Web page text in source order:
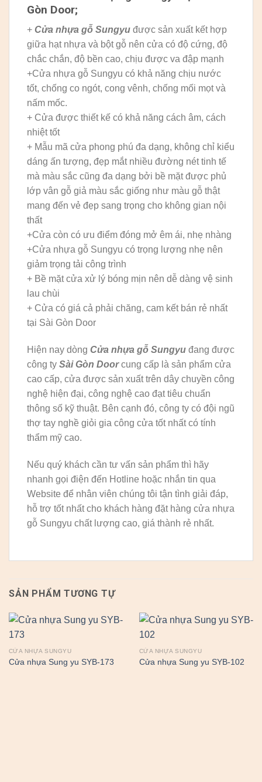
Gòn Door;
+ Cửa nhựa gỗ Sungyu được sản xuất kết hợp
giữa hạt nhựa và bột gỗ nên cửa có độ cứng, độ
chắc chắn, độ bền cao, chịu được va đập mạnh
+Cửa nhựa gỗ Sungyu có khả năng chịu nước
tốt, chống co ngót, cong vênh, chống mối mọt và
nấm mốc.
+ Cửa được thiết kế có khả năng cách âm, cách
nhiệt tốt
+ Mẫu mã cửa phong phú đa dạng, không chỉ kiểu
dáng ấn tượng, đẹp mắt nhiều đường nét tinh tế
mà màu sắc cũng đa dạng bởi bề mặt được phủ
lớp vân gỗ giả màu sắc giống như màu gỗ thật
mang đến vẻ đẹp sang trọng cho không gian nội
thất
+Cửa còn có ưu điểm đóng mở êm ái, nhẹ nhàng
+Cửa nhựa gỗ Sungyu có trọng lượng nhẹ nên
giảm trọng tải công trình
+ Bề mặt cửa xử lý bóng mịn nên dễ dàng vệ sinh
lau chùi
+ Cửa có giá cả phải chăng, cam kết bán rẻ nhất
tại Sài Gòn Door
Hiện nay dòng Cửa nhựa gỗ Sungyu đang được
công ty Sài Gòn Doorcung cấp là sản phẩm cửa
cao cấp, cửa được sản xuất trên dây chuyền công
nghệ hiện đại, công nghệ cao đạt tiêu chuẩn
thông số kỹ thuật. Bên cạnh đó, công ty có đội ngũ
thợ tay nghề giỏi gia công cửa tốt nhất có tính
thẩm mỹ cao.
Nếu quý khách cần tư vấn sản phẩm thì hãy
nhanh gọi điện đến Hotline hoặc nhắn tin qua
Website để nhân viên chúng tôi tận tình giải đáp,
hỗ trợ tốt nhất cho khách hàng đặt hàng cửa nhựa
gỗ Sungyu chất lượng cao, giá thành rẻ nhất.
SẢN PHẨM TƯƠNG TỰ
CỬA NHỰA SUNGYU
Cửa nhựa Sung yu SYB-173
CỬA NHỰA SUNGYU
Cửa nhựa Sung yu SYB-102